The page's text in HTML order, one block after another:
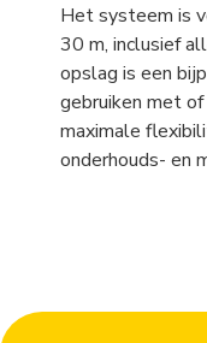
Het systeem is
30 m, inclusief
opslag is een
gebruiken met
maximale
onderhouds- en